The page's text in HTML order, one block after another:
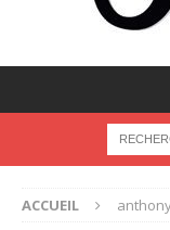
ACCUEIL